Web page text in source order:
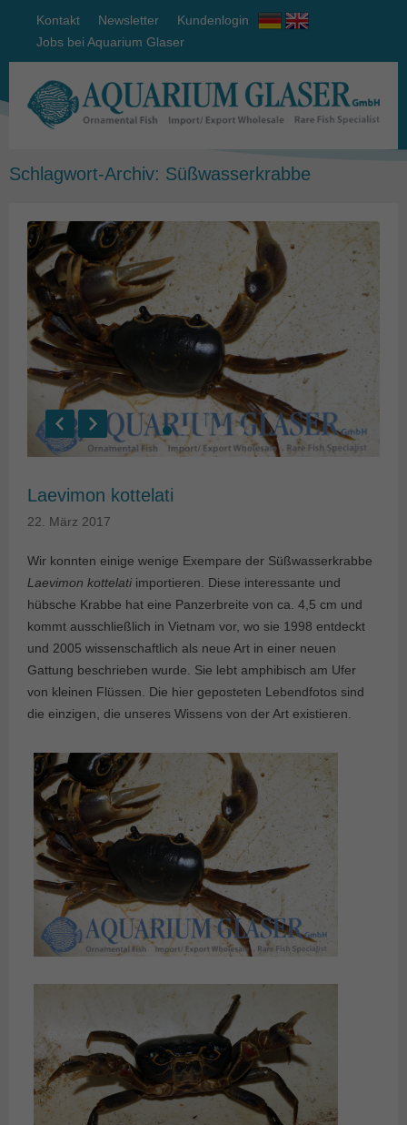
Kontakt Newsletter
Kundenlogin
Jobs bei Aquarium Glaser
Schlagwort-Archiv: Süßwasserkrabbe
Laevimon kottelati
22. März 2017
Wir konnten einige wenige Exempare der Süßwasserkrabbe
Laevimon kottelatiimportieren. Diese interessante und
hübsche Krabbe hat eine Panzerbreite von ca. 4,5 cm und
kommt ausschließlich in Vietnam vor, wo sie 1998 entdeckt
und 2005 wissenschaftlich als neue Art in einer neuen
Gattung beschrieben wurde. Sie lebt amphibisch am Ufer
von kleinen Flüssen. Die hier geposteten Lebendfotos sind
die einzigen, die unseres Wissens von der Art existieren.